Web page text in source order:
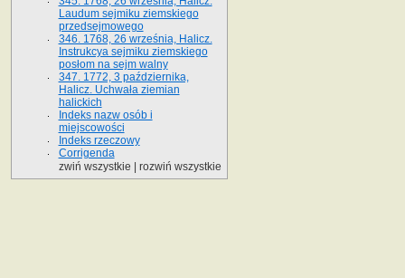
Laudum sejmiku ziemskiego
przedsejmowego
346. 1768, 26 września, Halicz.
Instrukcya sejmiku ziemskiego
posłom na sejm walny
347. 1772, 3 października,
Halicz. Uchwała ziemian
halickich
Indeks nazw osób i
miejscowości
Indeks rzeczowy
Corrigenda
zwiń wszystkie
rozwiń wszystkie